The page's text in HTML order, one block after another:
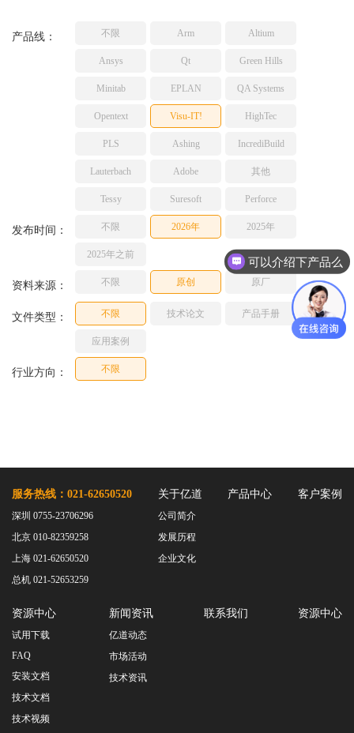
TESSY
网络研讨会
产品线： 不限 Arm Altium
Ansys Qt Green Hills
Minitab EPLAN QA Systems
Opentext Visu-IT! HighTec
PLS Ashing IncrediBuild
Lauterbach Adobe 其他
Tessy Suresoft Perforce
发布时间： 不限 2026年 2025年
2025年之前
资料来源： 不限 原创 原厂
文件类型： 不限 技术论文 产品手册
应用案例
行业方向： 不限
服务热线：021-62650520
深圳 0755-23706296
北京 010-82359258
上海 021-62650520
总机 021-52653259
关于亿道
公司简介
发展历程
企业文化
产品中心 客户案例
资源中心
试用下载
FAQ
安装文档
技术文档
技术视频
新闻资讯
亿道动态
市场活动
技术资讯
联系我们 资源中心
可以介绍下产品么